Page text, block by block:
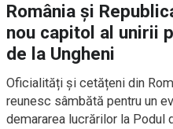
România și
nou capitol al unirii
de la Ungheni
Oficialități și cetățeni din
reunesc sâmbătă pentru un
demararea lucrărilor la Podul